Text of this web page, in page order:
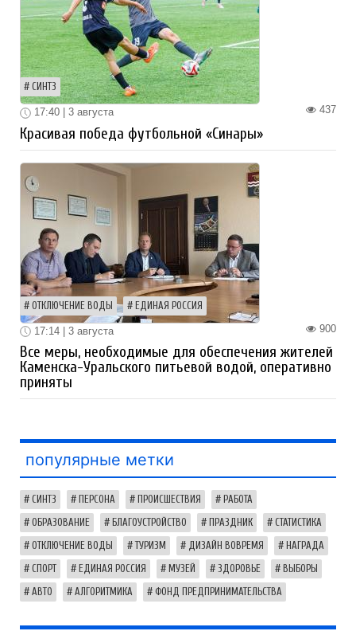
СИНТЗ
437
17:40 | 3 августа
Красивая победа футбольной «Синары»
ОТКЛЮЧЕНИЕ ВОДЫ ЕДИНАЯ РОССИЯ
900
17:14 | 3 августа
Все меры, необходимые для обеспечения жителей
Каменска-Уральского питьевой водой, оперативно
приняты
популярные метки
СИНТЗ ПЕРСОНА ПРОИСШЕСТВИЯ РАБОТА
ОБРАЗОВАНИЕ БЛАГОУСТРОЙСТВО ПРАЗДНИК СТАТИСТИКА
ОТКЛЮЧЕНИЕ ВОДЫ ТУРИЗМ ДИЗАЙН ВОВРЕМЯ НАГРАДА
СПОРТ ЕДИНАЯ РОССИЯ МУЗЕЙ ЗДОРОВЬЕ ВЫБОРЫ
АВТО АЛГОРИТМИКА ФОНД ПРЕДПРИНИМАТЕЛЬСТВА